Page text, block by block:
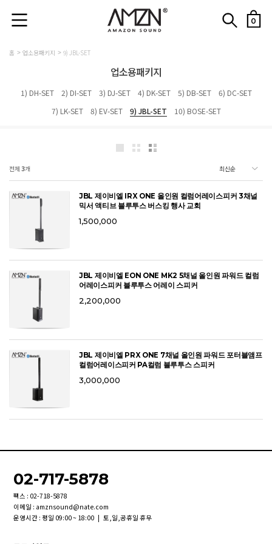
0
홈 업소용패키지 9) JBL-SET
업소용패키지
1) DH-SET 2) DI-SET 3) DJ-SET 4) DK-SET 5) DB-SET
6) DC-SET
7) LK-SET
8) EV-SET 9) JBL-SET 10) BOSE-SET
전체 3개
JBL 제이비엘 IRX ONE 올인원 컬럼어레이스피커 3채널
믹서 액티브 블루투스 버스킹 행사 교회
1,500,000
JBL 제이비엘 EON ONE MK2 5채널 올인원 파워드 컬럼
어레이스피커 블루투스 어레이 스피커
2,200,000
JBL 제이비엘 PRX ONE 7채널 올인원 파워드 포터블앰프
컬럼어레이스피커 PA컬럼 블루투스 스피커
3,000,000
02-717-5878
팩스 : 02-718-5878
이메일 : amznsound@nate.com
운영시간 : 평일 09:00 ~ 18:00 | 토,일,공휴일 휴무